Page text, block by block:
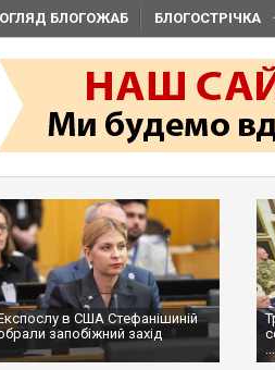
ОГЛЯД БЛОГОЖАБ БЛОГОСТРІЧКА
в США Стефанішиній
запобіжний захід
...